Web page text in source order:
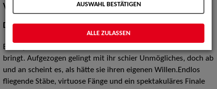
Vita / Credits
Diaboloshow - „Die magische Spieluhr“
Eine Spieluhr, die ihren Besitzer in eine andere Wirklichkeit
bringt. Aufgezogen gelingt mit ihr schier Unmögliches, doch ab
und an scheint es, als hätte sie ihren eigenen Willen.Endlos
fliegende Stäbe, virtuose Fänge und ein spektakuläres Finale
AUSWAHL BESTÄTIGEN
ALLE ZULASSEN